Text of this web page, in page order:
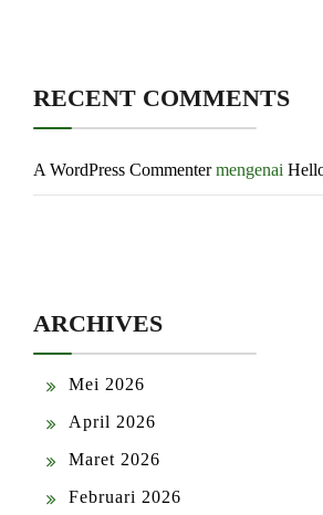
RECENT COMMENTS
A WordPress Commentermengenai
ARCHIVES
Mei 2026
April 2026
Maret 2026
Februari 2026